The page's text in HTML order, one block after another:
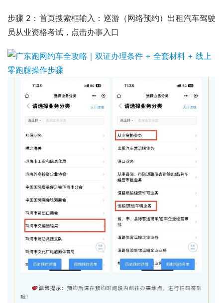
步骤 2：首页搜索框输入：巡游（网络预约）出租汽车驾驶
员从业资格考试，点击办事入口